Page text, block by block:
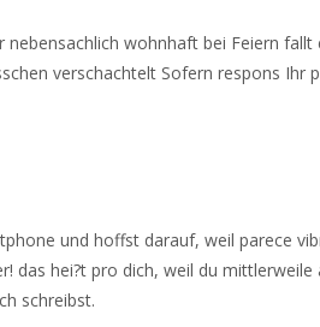
wohnhaft bei Feiern fallt
verschachtelt Sofern respons Ihr
und hoffst darauf, weil parece
das hei?t pro dich, weil du mittlerweile
schreibst.